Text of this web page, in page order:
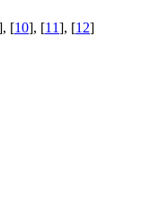
[10], [11], [12]